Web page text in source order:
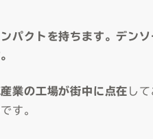
パクトを持ちます。デン
業の工場が街中に点在 し
す。